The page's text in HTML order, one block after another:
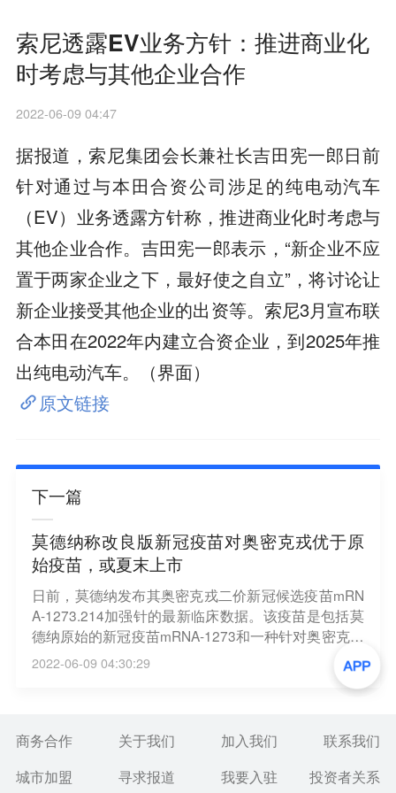
索尼透露EV业务方针：推进商业化
时考虑与其他企业合作
2022-06-09 04:47
据报道，索尼集团会长兼社长吉田宪一郎日前
针对通过与本田合资公司涉足的纯电动汽车
（EV）业务透露方针称，推进商业化时考虑与
其他企业合作。吉田宪一郎表示，“新企业不应
置于两家企业之下，最好使之自立”，将讨论让
新企业接受其他企业的出资等。索尼3月宣布联
合本田在2022年内建立合资企业，到2025年推
出纯电动汽车。（界面）
原文链接
下一篇
莫德纳称改良版新冠疫苗对奥密克戎优于原
始疫苗，或夏末上市
日前，莫德纳发布其奥密克戎二价新冠候选疫苗mRN
A-1273.214加强针的最新临床数据。该疫苗是包括莫
德纳原始的新冠疫苗mRNA-1273和一种针对奥密克戎
变体的候选疫苗，可视为此前mRNA新冠疫苗的改良
版。莫德纳介绍，与原始疫苗相比，50微克加强剂量
的mRNA-1273.214达到所有预先指定的终点，其中对
苗。莫德纳希望这款二价疫苗加强针在夏末上市。
2022-06-09 04:30:29
商务合作 关于我们 加入我们
联系我们
城市加盟
寻求报道 我要入驻 投资者关系